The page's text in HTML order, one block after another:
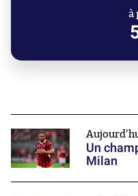
à
Un
Milan